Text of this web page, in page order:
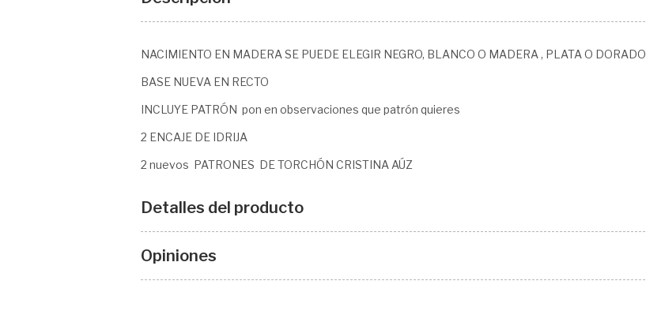
NACIMIENTO EN MADERA SE PUEDE ELEGIR NEGRO, BLANCO O MADERA , PLATA O DORADO
BASE NUEVA EN RECTO
INCLUYE PATRÓN pon en observaciones que patrón quieres
2 ENCAJE DE IDRIJA
2 nuevos PATRONES DE TORCHÓN CRISTINA AÚZ
Detalles del producto
Opiniones